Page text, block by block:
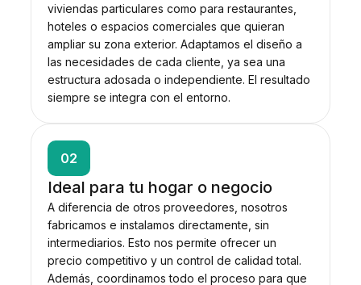
viviendas particulares como para restaurantes,
hoteles o espacios comerciales que quieran
ampliar su zona exterior. Adaptamos el diseño a
las necesidades de cada cliente, ya sea una
estructura adosada o independiente. El resultado
siempre se integra con el entorno.
02
Ideal para tu hogar o negocio
A diferencia de otros proveedores, nosotros
fabricamos e instalamos directamente, sin
intermediarios. Esto nos permite ofrecer un
precio competitivo y un control de calidad total.
Además, coordinamos todo el proceso para que